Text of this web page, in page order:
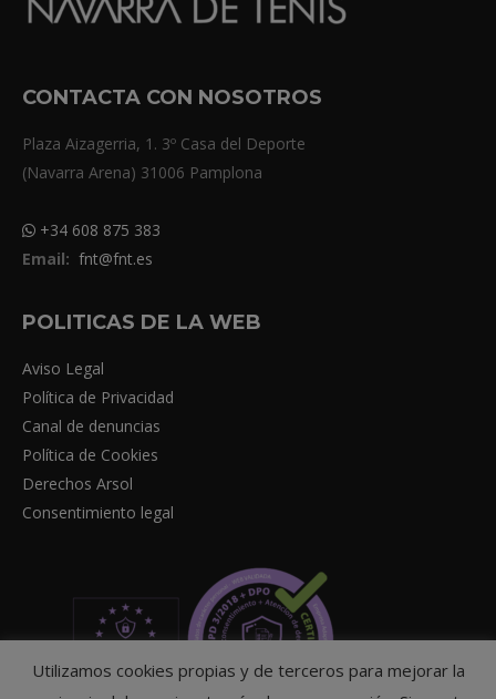
CONTACTA CON NOSOTROS
Plaza Aizagerria, 1. 3º Casa del Deporte
(Navarra Arena) 31006 Pamplona
+34 608 875 383
Email: fnt@fnt.es
POLITICAS DE LA WEB
Aviso Legal
Política de Privacidad
Canal de denuncias
Política de Cookies
Derechos Arsol
Consentimiento legal
Utilizamos cookies propias y de terceros para mejorar la